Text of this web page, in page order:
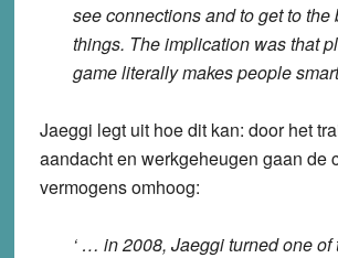
see connections and to get to the
things. The implication was that
game literally makes people
Jaeggi legt uit hoe dit kan: door het
aandacht en werkgeheugen gaan de
vermogens omhoog:
‘ … in 2008, Jaeggi turned one of